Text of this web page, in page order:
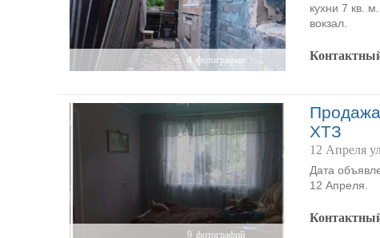
фотографии
4
кухни 7 кв.
вокзал.
фотографий
9
Продажа
ХТЗ
12 Апреля
Дата
12 Апреля.